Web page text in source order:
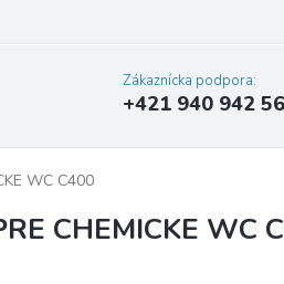
Zákaznícka podpora:
+421 940 942
WC C400
CHEMICKE WC